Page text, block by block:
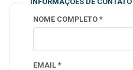
NOME COMPLETO *
EMAIL *